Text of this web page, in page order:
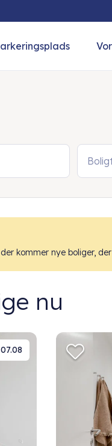
kommer nye boliger,
nu